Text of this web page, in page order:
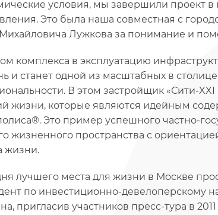
условия, мы завершили проект
Это была наша совместная с
Лужкова за понимание и
комплекса в эксплуатацию
и станет одной из масштабных в
В этом застройщик «Сити-
жизни, которые являются идейным
Это пример успешного частно-
жизненного пространства с
жизни.
лучшего места для жизни в Москве
по инвестиционно-девелоперскому
пригласив участников пресс-тура в